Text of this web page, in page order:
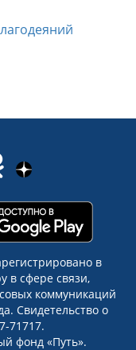
в
в сфере связи,
коммуникаций
Свидетельство о
71717.
фонд «Путь».